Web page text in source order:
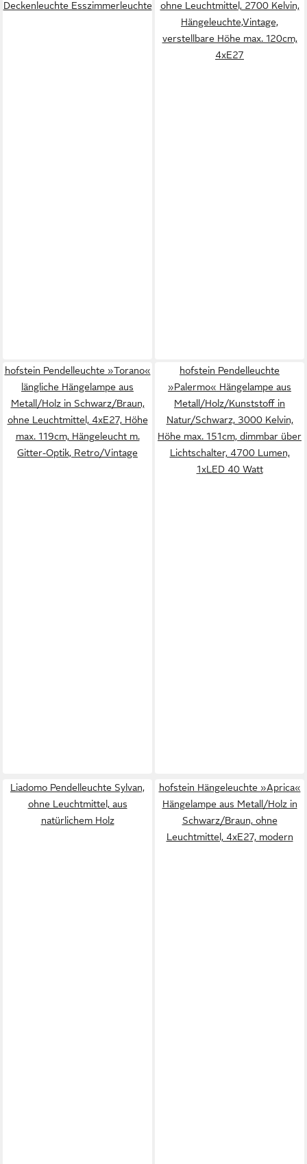
Deckenleuchte Esszimmerleuchte
ohne Leuchtmittel, 2700 Kelvin,
Hängeleuchte,Vintage,
verstellbare Höhe max. 120cm,
4xE27
hofstein Pendelleuchte »Torano«
längliche Hängelampe aus
Metall/Holz in Schwarz/Braun,
ohne Leuchtmittel, 4xE27, Höhe
max. 119cm, Hängeleucht m.
Gitter-Optik, Retro/Vintage
hofstein Pendelleuchte
»Palermo« Hängelampe aus
Metall/Holz/Kunststoff in
Natur/Schwarz, 3000 Kelvin,
Höhe max. 151cm, dimmbar über
Lichtschalter, 4700 Lumen,
1xLED 40 Watt
Liadomo Pendelleuchte Sylvan,
ohne Leuchtmittel, aus
natürlichem Holz
hofstein Hängeleuchte »Aprica«
Hängelampe aus Metall/Holz in
Schwarz/Braun, ohne
Leuchtmittel, 4xE27, modern